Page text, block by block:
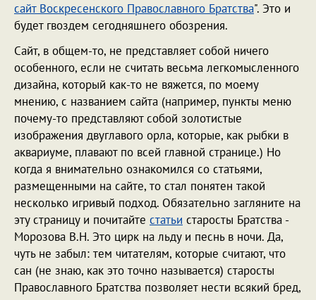
сайт Воскресенского Православного Братства". Это и
будет гвоздем сегодняшнего обозрения.
Сайт, в общем-то, не представляет собой ничего
особенного, если не считать весьма легкомысленного
дизайна, который как-то не вяжется, по моему
мнению, с названием сайта (например, пункты меню
почему-то представляют собой золотистые
изображения двуглавого орла, которые, как рыбки в
аквариуме, плавают по всей главной странице.) Но
когда я внимательно ознакомился со статьями,
размещенными на сайте, то стал понятен такой
несколько игривый подход. Обязательно загляните на
эту страницу и почитайте статьи старосты Братства -
Морозова В.Н. Это цирк на льду и песнь в ночи. Да,
чуть не забыл: тем читателям, которые считают, что
сан (не знаю, как это точно называется) старосты
Православного Братства позволяет нести всякий бред,